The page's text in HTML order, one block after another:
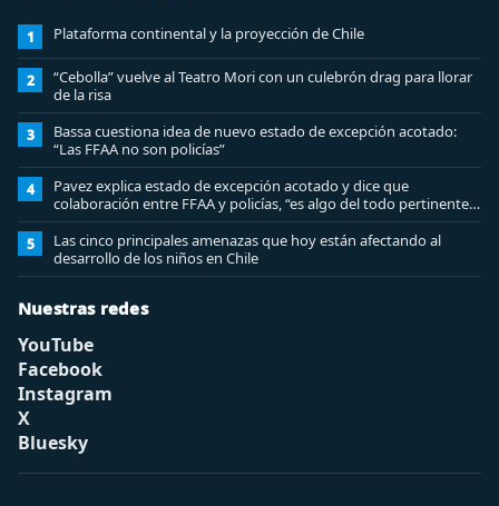
1 Plataforma continental y la proyección de Chile
2
“Cebolla” vuelve al Teatro Mori con un culebrón drag para llorar
de la risa
3
Bassa cuestiona idea de nuevo estado de excepción acotado:
“Las FFAA no son policías”
4
Pavez explica estado de excepción acotado y dice que
colaboración entre FFAA y policías, “es algo del todo pertinente
analizar”
5
Las cinco principales amenazas que hoy están afectando al
desarrollo de los niños en Chile
Nuestras redes
YouTube
Facebook
Instagram
X
Bluesky